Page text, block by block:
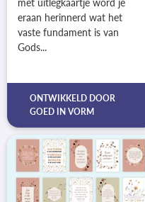
eraan herinnerd wat het
vaste fundament is van
Gods...
ONTWIKKELD DOOR
GOED IN VORM